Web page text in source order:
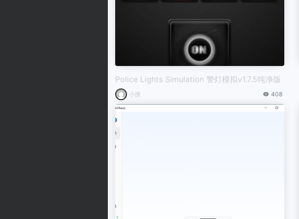
Police Lights Simulation 警灯模拟v1.7.5纯净版
小搜 408